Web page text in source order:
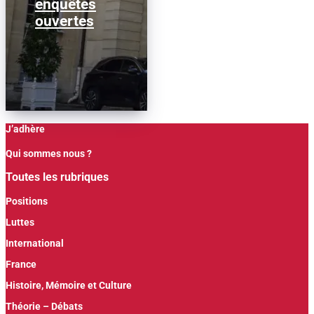
enquêtes
ouvertes
J’adhère
Qui sommes nous ?
Toutes les rubriques
Positions
Luttes
International
France
Histoire, Mémoire et Culture
Théorie – Débats